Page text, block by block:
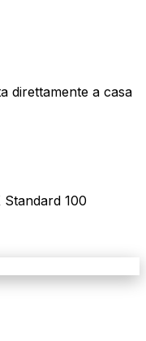
direttamente a casa
100